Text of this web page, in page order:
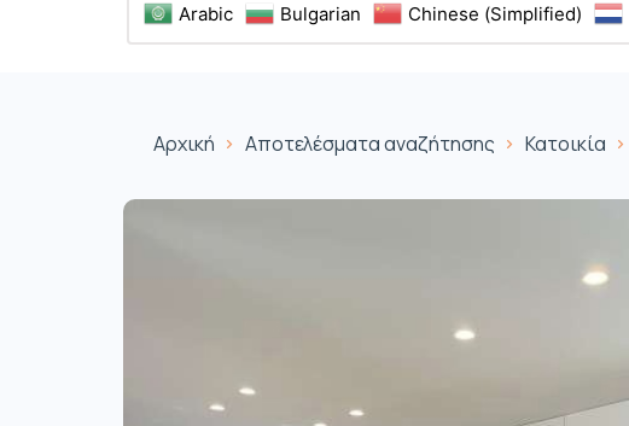
Arabic Bulgarian Chinese (Simplified)
Αρχική Αποτελέσματα αναζήτησης Κατοικία